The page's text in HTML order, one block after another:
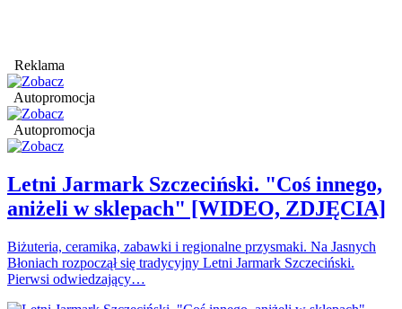
Reklama
Autopromocja
Autopromocja
Letni Jarmark Szczeciński. "Coś innego,
aniżeli w sklepach" [WIDEO, ZDJĘCIA]
Biżuteria, ceramika, zabawki i regionalne przysmaki. Na Jasnych
Błoniach rozpoczął się tradycyjny Letni Jarmark Szczeciński.
Pierwsi odwiedzający…